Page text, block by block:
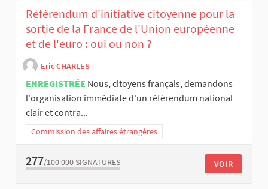
Référendum d'initiative citoyenne pour la
sortie de la France de l'Union européenne
et de l'euro : oui ou non ?
Eric CHARLES
ENREGISTRÉE Nous, citoyens français, demandons
l'organisation immédiate d'un référendum national
clair et contra...
Commission des affaires étrangères
277/100 000 SIGNATURES VOIR